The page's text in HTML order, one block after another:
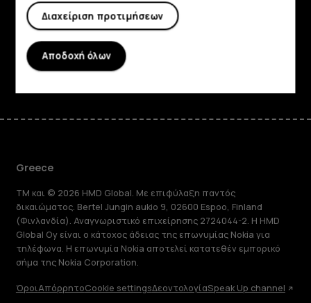
Planet and people
Υποστήριξη
Facebook
TiktokYoutube
Greece
TM και © 2026 HMD Global. Με επιφύλαξη παντός
δικαιώματος. Bertel Jungin aukio 9, 02600 Espoo, Finland
(Φινλανδία). Αναγνωριστικό επιχείρησης 2724044-2. Η HMD
Global Oy είναι ο κάτοχος άδειας της επωνυμίας Nokia για
τηλέφωνα. Η επωνυμία Nokia αποτελεί κατατεθέν εμπορικό
σήμα της Nokia Corporation.
ΌροιΑπόρρητοCookie settingsΔεοντολογίαSpeak Up channel
Διαχείριση προτιμήσεων
Αποδοχή όλων